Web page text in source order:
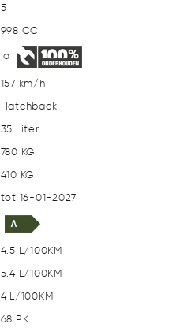
5
998 CC
ja
157 km/h
Hatchback
35 Liter
780 KG
410 KG
tot 16-01-2027
4.5 L/100KM
5.4 L/100KM
4 L/100KM
68 PK